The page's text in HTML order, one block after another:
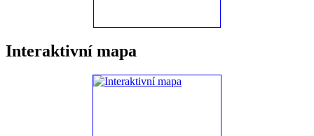
Interaktivní mapa